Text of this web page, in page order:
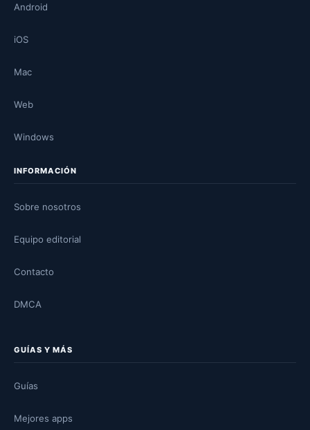
Android
iOS
Mac
Web
Windows
INFORMACIÓN
Sobre nosotros
Equipo editorial
Contacto
DMCA
GUÍAS Y MÁS
Guías
Mejores apps